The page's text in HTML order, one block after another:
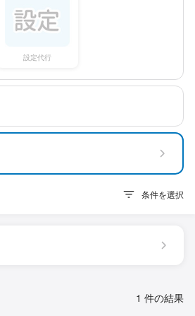
設定代行
条件を選択
1 件の結果